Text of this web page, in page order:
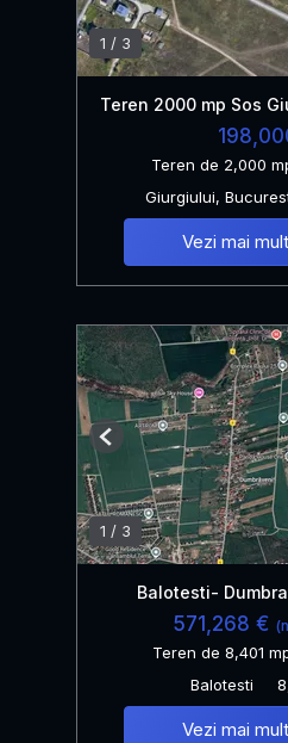
1 / 3
Teren 2000 mp Sos
Teren de 2,000
Giurgiului,
Vezi mai
1 / 3
Previous
Balotesti-
571,268 €
Teren de 8,401
Balotesti
Vezi mai